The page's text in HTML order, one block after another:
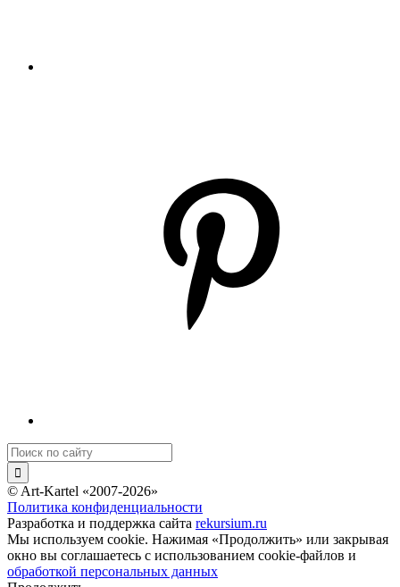
© Art-Kartel «2007-2026»
Политика конфиденциальности
Разработка и поддержка сайта rekursium.ru
Мы используем cookie. Нажимая «Продолжить» или закрывая
окно вы соглашаетесь с использованием cookie-файлов и
обработкой персональных данных